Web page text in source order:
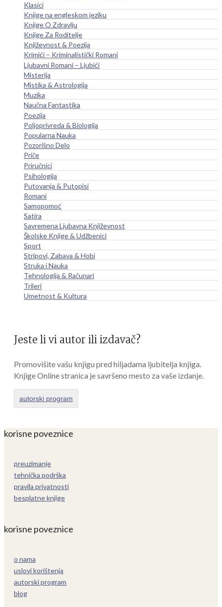
Klasici
Knjige na engleskom jeziku
Knjige O Zdravlju
Knjige Za Roditelje
Književnost & Poezija
Krimići – Kriminalistički Romani
Ljubavni Romani – Ljubići
Misterija
Mistika & Astrologija
Muzika
Naučna Fantastika
Poezija
Poljoprivreda & Biologija
Popularna Nauka
Pozorišno Delo
Priče
Priručnici
Psihologija
Putovanja & Putopisi
Romani
Samopomoć
Satira
Savremena Ljubavna Književnost
Školske Knjige & Udžbenici
Sport
Stripovi, Zabava & Hobi
Struka i Nauka
Tehnologija & Računari
Trileri
Umetnost & Kultura
Jeste li vi autor ili izdavač?
Promovišite vašu knjigu pred hiljadama ljubitelja knjiga.
Knjige Online stranica je savršeno mesto za vaše izdanje.
autorski program
korisne poveznice
preuzimanje
tehnička podrška
pravila privatnosti
besplatne knjige
korisne poveznice
o nama
uslovi korištenja
autorski program
blog